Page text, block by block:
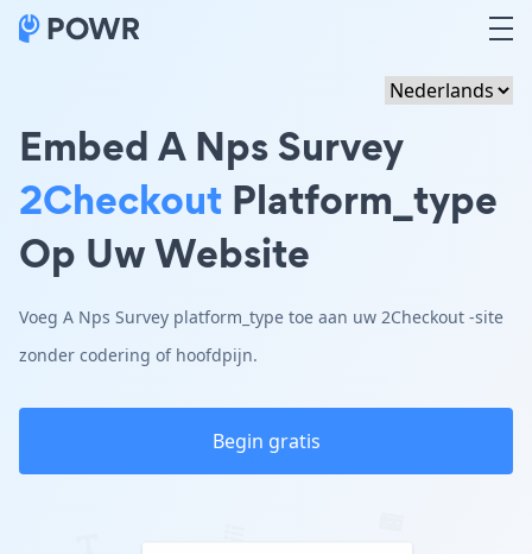
Embed A Nps Survey
2Checkout Platform_type
Op Uw Website
Voeg A Nps Survey platform_type toe aan uw 2Checkout -site
zonder codering of hoofdpijn.
Begin gratis